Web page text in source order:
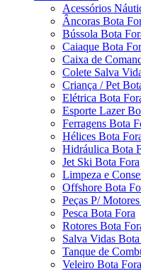
Acessórios
Âncoras Bota
Bússola Bota
Caiaque Bota
Caixa de
Colete Salva
Criança / Pet
Elétrica Bota
Esporte Lazer
Ferragens Bota
Hélices Bota
Hidráulica Bota
Jet Ski Bota Fora
Limpeza e
Offshore Bota
Peças P/
Pesca Bota Fora
Rotores Bota
Salva Vidas
Tanque de
Veleiro Bota Fora